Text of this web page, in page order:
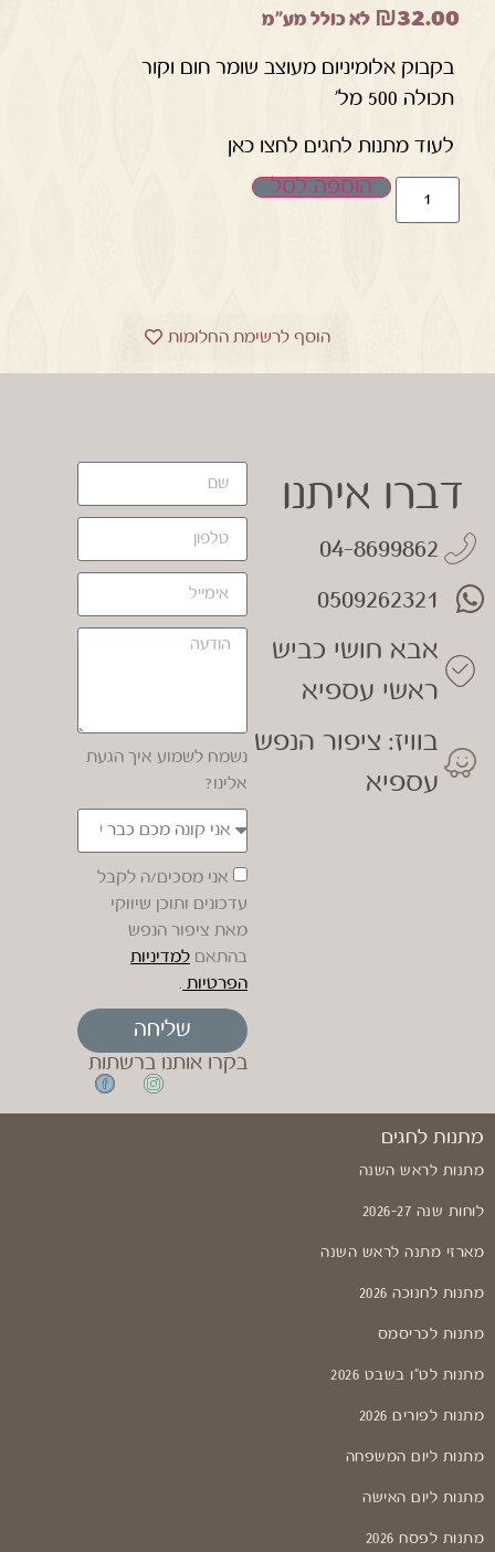
₪32.00 לא כולל מע"מ
בקבוק אלומיניום מעוצב שומר חום וקור
תכולה 500 מל'
לעוד מתנות לחגים לחצו כאן
הוספה לסל
הוסף לרשימת החלומות
דברו איתנו
04-8699862
0509262321
אבא חושי כביש
ראשי עספיא
בוויז: ציפור הנפש
עספיא
נשמח לשמוע איך הגעת
אלינו?
אני מסכים/ה לקבל
עדכונים ותוכן שיווקי
מאת ציפור הנפש
בהתאם למדיניות
הפרטיות .
שליחה
בקרו אותנו ברשתות
מתנות לחגים
מתנות לראש השנה
לוחות שנה 2026-27
מארזי מתנה לראש השנה
מתנות לחנוכה 2026
מתנות לכריסמס
מתנות לט"ו בשבט 2026
מתנות לפורים 2026
מתנות ליום המשפחה
מתנות ליום האישה
מתנות לפסח 2026